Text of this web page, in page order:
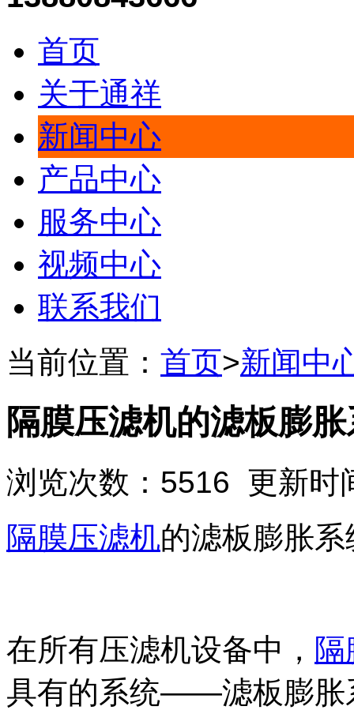
首页
关于通祥
新闻中心
产品中心
服务中心
视频中心
联系我们
当前位置： 首页>新闻中
隔膜压滤机的滤板膨
浏览次数：5516 更新时
隔膜压滤机的滤板膨胀系
在所有压滤机设备中，
具有的系统——滤板膨胀